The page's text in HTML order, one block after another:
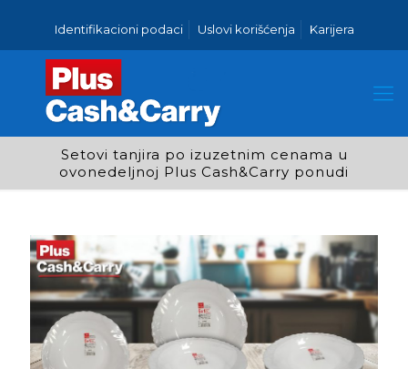
Identifikacioni podaci Uslovi korišćenja Karijera
Setovi tanjira po izuzetnim cenama u
ovonedeljnoj Plus Cash&Carry ponudi